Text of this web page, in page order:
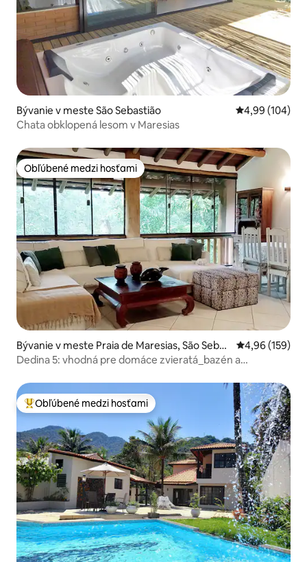
Bývanie v meste São Sebastião Priemerné
4,99 (104)
Chata obklopená lesom v Maresias
Obľúbené medzi hosťami
Obľúbené medzi hosťami
Bývanie v meste Praia de Maresias, São Sebas
tião
Priemerné
4,96 (159)
Dedina 5: vhodná pre domáce zvieratá_bazén a
Najobľúbenejšie medzi hosťami
Obľúbené medzi hosťami